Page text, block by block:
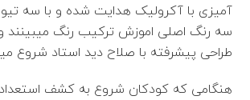
آمیزی با آکرولیک هدایت شده و با سه
سه رنگ اصلی اموزش ترکیب رنگ میبینند
طراحی پیشرفته با صلاح دید استاد شروع
هنگامی که کودکان شروع به کشف